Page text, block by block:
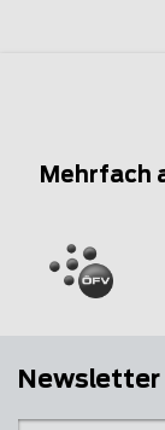
Mehrfach
Newsletter